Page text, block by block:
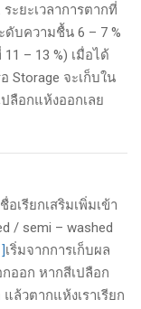
ะยะเวลาการตากที่
บความชื้น 6 – 7 %
– 13 %) เมื่อได้
Storage จะเก็บใน
ลือกแห้งออกเลย
เรียกเสริมเพิ่มเข้า
/ semi – washed
เริ่มจากการเก็บผล
ออก หากสีเปลือก
ล้วตากแห้งเราเรียก